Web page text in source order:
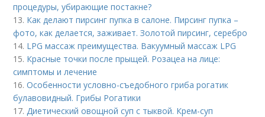
процедуры, убирающие постакне?
13. Как делают пирсинг пупка в салоне. Пирсинг пупка –
фото, как делается, заживает. Золотой пирсинг, серебро
14. LPG массаж преимущества. Вакуумный массаж LPG
15. Красные точки после прыщей. Розацеа на лице:
симптомы и лечение
16.Особенности условно-съедобного гриба рогатик
булавовидный. Грибы Рогатики
17.Диетический овощной суп с тыквой. Крем-суп